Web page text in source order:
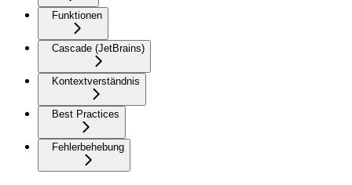
Funktionen
Cascade (JetBrains)
Kontextverständnis
Best Practices
Fehlerbehebung